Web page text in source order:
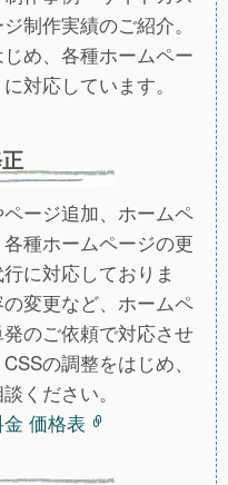
制作実績のご紹介。
め、各種ホームペー
対応しています。
ージ追加、ホームペ
種ホームページの更
に対応しておりま
変更など、ホームペ
のご依頼で対応させ
の調整をはじめ、
ください。
価格表